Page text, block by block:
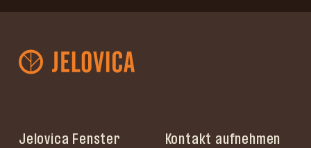
Jelovica Fenster Kontakt aufnehmen